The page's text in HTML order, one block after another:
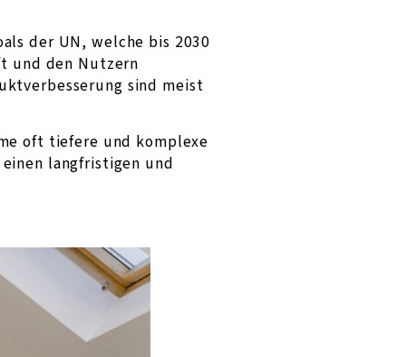
der UN, welche bis 2030
und den Nutzern
sind meist
oft tiefere und komplexe
langfristigen und